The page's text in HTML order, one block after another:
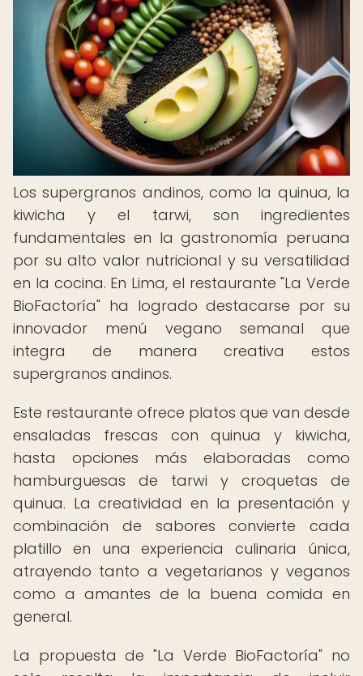
Los supergranos andinos, como la quinua, la
kiwicha y el tarwi, son ingredientes
fundamentales en la gastronomía peruana
por su alto valor nutricional y su versatilidad
en la cocina. En Lima, el restaurante "La Verde
BioFactoría" ha logrado destacarse por su
innovador menú vegano semanal que
integra de manera creativa estos
supergranos andinos.
Este restaurante ofrece platos que van desde
ensaladas frescas con quinua y kiwicha,
hasta opciones más elaboradas como
hamburguesas de tarwi y croquetas de
quinua. La creatividad en la presentación y
combinación de sabores convierte cada
platillo en una experiencia culinaria única,
atrayendo tanto a vegetarianos y veganos
como a amantes de la buena comida en
general.
La propuesta de "La Verde BioFactoría" no